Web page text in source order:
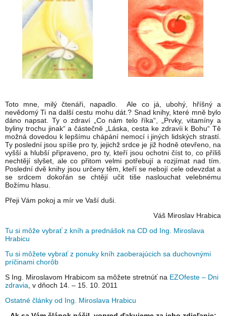
Toto mne, milý čtenáři, napadlo. Ale co já, ubohý, hříšný a
nevědomý Ti na další cestu mohu dát.? Snad knihy, které mně bylo
dáno napsat. Ty o zdraví „Co nám telo říka“, „Prvky, vitamíny a
byliny trochu jinak“ a částečně „Láska, cesta ke zdravíi k Bohu“ Tě
možná dovedou k lepšímu chápání nemocí i jiných lidských strastí.
Ty poslední jsou spíše pro ty, jejichž srdce je již hodně otevřeno, na
vyšší a hlubší připraveno, pro ty, kteří jsou ochotni číst to, co příliš
nechtějí slyšet, ale co přitom velmi potřebují a rozjímat nad tím.
Poslední dvě knihy jsou určeny těm, kteří se nebojí cele odevzdat a
se srdcem dokořán se chtějí učit tiše naslouchat velebnému
Božímu hlasu.
Přeji Vám pokoj a mír ve Vaší duši.
Váš Miroslav Hrabica
Tu si môže vybrať z kníh a prednášok na CD od Ing. Miroslava
Hrabicu
Tu si môžete vybrať z ponuky kníh zaoberajúcich sa duchovnými
príčinami chorôb
S Ing. Miroslavom Hrabicom sa môžete stretnúť na EZOfeste – Dni
zdravia , v dňoch 14. – 15. 10. 2011
Ostatné články od Ing. Miroslava Hrabicu